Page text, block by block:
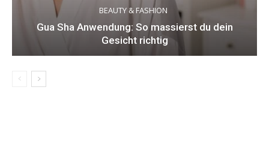
BEAUTY & FASHION
Gua Sha Anwendung: So massierst du dein
Gesicht richtig